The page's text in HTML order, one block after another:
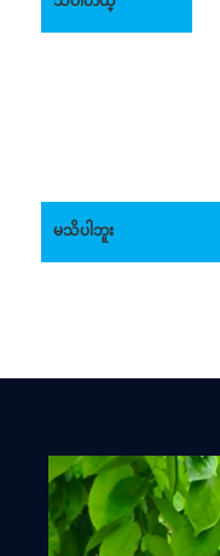
မသိပါဘူး